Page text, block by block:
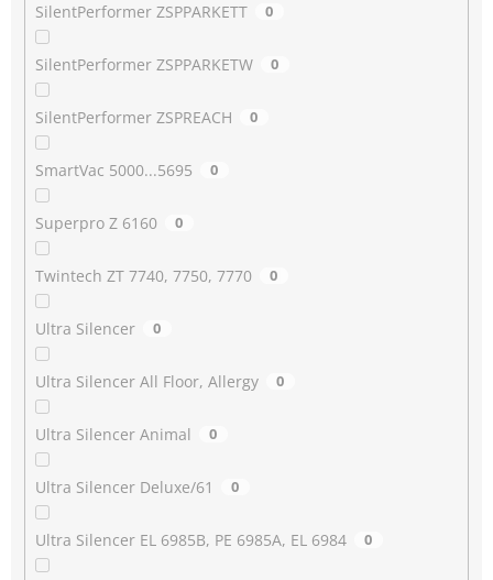
SilentPerformer ZSPPARKETT 0
SilentPerformer ZSPPARKETW 0
SilentPerformer ZSPREACH 0
SmartVac 5000...5695 0
Superpro Z 6160 0
Twintech ZT 7740, 7750, 7770 0
Ultra Silencer 0
Ultra Silencer All Floor, Allergy 0
Ultra Silencer Animal 0
Ultra Silencer Deluxe/61 0
Ultra Silencer EL 6985B, PE 6985A, EL 6984 0